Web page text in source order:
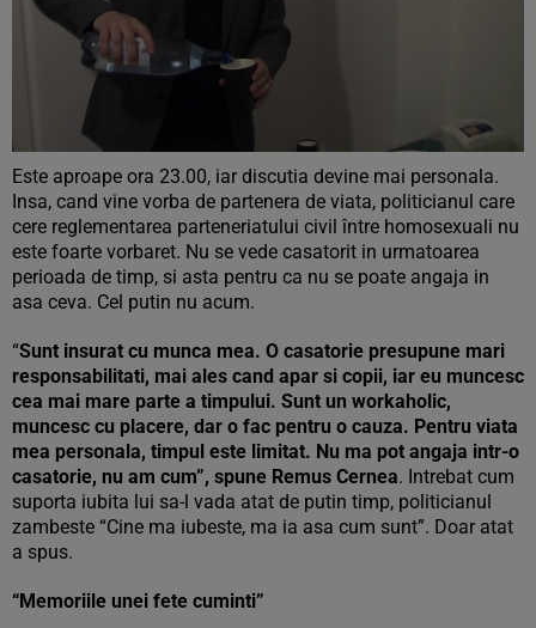
Este aproape ora 23.00, iar discutia devine mai personala.
Insa, cand vine vorba de partenera de viata, politicianul care
cere reglementarea parteneriatului civil între homosexuali nu
este foarte vorbaret. Nu se vede casatorit in urmatoarea
perioada de timp, si asta pentru ca nu se poate angaja in
asa ceva. Cel putin nu acum.
“Sunt insurat cu munca mea. O casatorie presupune mari
responsabilitati, mai ales cand apar si copii, iar eu muncesc
cea mai mare parte a timpului. Sunt un workaholic,
muncesc cu placere, dar o fac pentru o cauza. Pentru viata
mea personala, timpul este limitat. Nu ma pot angaja intr-o
casatorie, nu am cum”, spune Remus Cernea. Intrebat cum
suporta iubita lui sa-l vada atat de putin timp, politicianul
zambeste “Cine ma iubeste, ma ia asa cum sunt”. Doar atat
a spus.
“Memoriile unei fete cuminti”